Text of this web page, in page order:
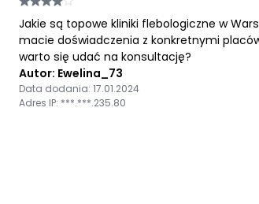
Jakie są topowe kliniki flebologiczne w
macie doświadczenia z konkretnymi
warto się udać na konsultację?
Autor: Ewelina_73
Data dodania: 17.01.2024
Adres IP: ***.***.235.80